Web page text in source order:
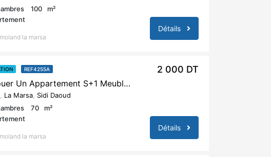
100
m²
la marsa
Détails
REF4255A
A Louer Un Appartement S+1 Meublé A Sidi Daoued Marsa
La Marsa Sidi Daoud
70
m²
la marsa
2 000 DT
Détails